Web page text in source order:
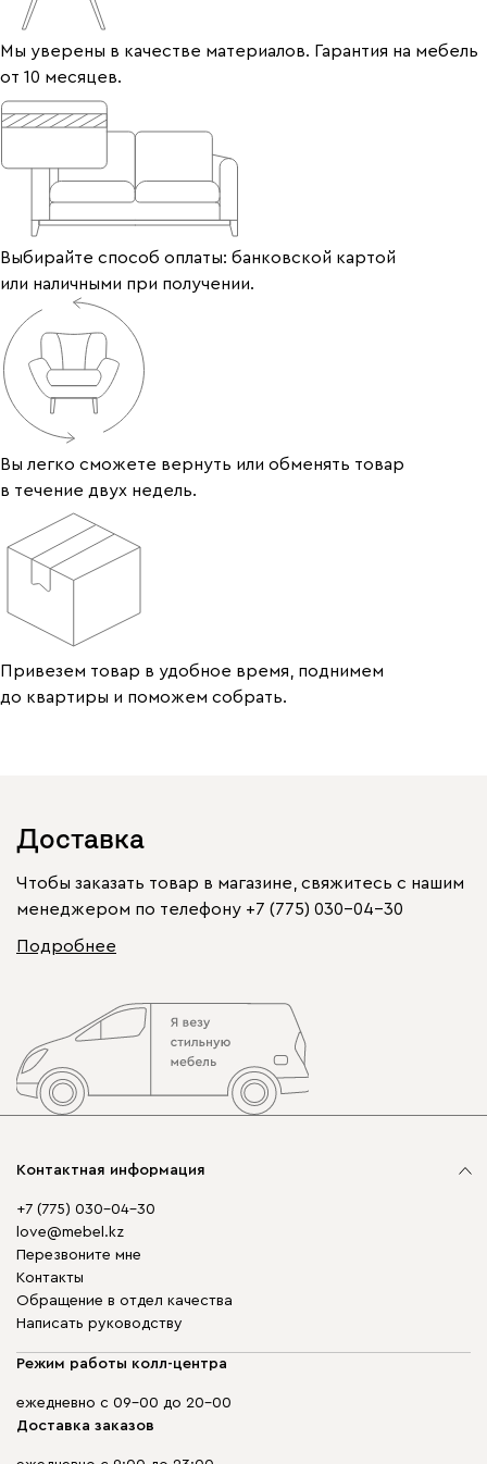
Мы уверены в качестве материалов. Гарантия на мебель
от 10 месяцев.
Выбирайте способ оплаты: банковской картой
или наличными при получении.
Вы легко сможете вернуть или обменять товар
в течение двух недель.
Привезем товар в удобное время, поднимем
до квартиры и поможем собрать.
Доставка
Чтобы заказать товар в магазине, свяжитесь с нашим
менеджером по телефону +7 (775) 030-04-30
Подробнее
Контактная информация
+7 (775) 030-04-30
love@mebel.kz
Перезвоните мне
Контакты
Обращение в отдел качества
Написать руководству
Режим работы колл-центра
ежедневно с 09-00 до 20-00
Доставка заказов